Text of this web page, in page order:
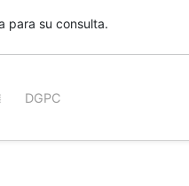
para su consulta.
DGPC